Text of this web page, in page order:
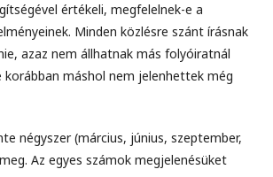
értékeli, megfelelnek-e a
Minden közlésre szánt írásnak
azaz nem állhatnak más folyóiratnál
máshol nem jelenhettek még
négyszer (március, június, szeptember,
Az egyes számok megjelenésüket